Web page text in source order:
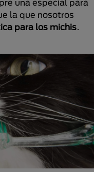
una especial para
la que nosotros
para los michis.